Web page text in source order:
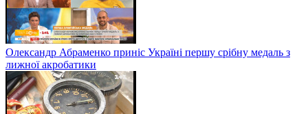
Олександр Абраменко приніс Україні першу срібну медаль з
лижної акробатики